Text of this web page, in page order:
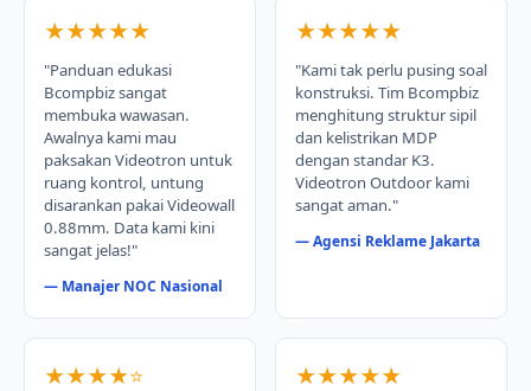
★★★★★
"Panduan edukasi
Bcompbiz sangat
membuka wawasan.
Awalnya kami mau
paksakan Videotron untuk
ruang kontrol, untung
disarankan pakai Videowall
0.88mm. Data kami kini
sangat jelas!"
— Manajer NOC Nasional
★★★★★
"Kami tak perlu pusing soal
konstruksi. Tim Bcompbiz
menghitung struktur sipil
dan kelistrikan MDP
dengan standar K3.
Videotron Outdoor kami
sangat aman."
— Agensi Reklame Jakarta
★★★★⭐ ★★★★★